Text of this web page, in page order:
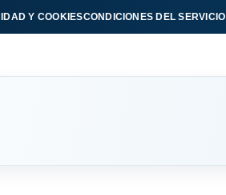
Y COOKIESCONDICIONES DEL SERVICIO